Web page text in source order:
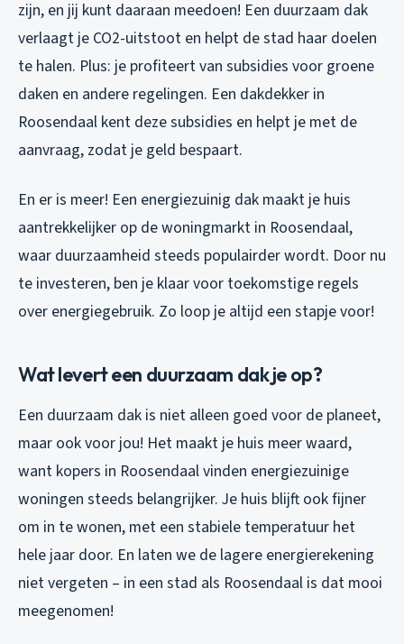
zijn, en jij kunt daaraan meedoen! Een duurzaam dak
verlaagt je CO2-uitstoot en helpt de stad haar doelen
te halen. Plus: je profiteert van subsidies voor groene
daken en andere regelingen. Een dakdekker in
Roosendaal kent deze subsidies en helpt je met de
aanvraag, zodat je geld bespaart.
En er is meer! Een energiezuinig dak maakt je huis
aantrekkelijker op de woningmarkt in Roosendaal,
waar duurzaamheid steeds populairder wordt. Door nu
te investeren, ben je klaar voor toekomstige regels
over energiegebruik. Zo loop je altijd een stapje voor!
Wat levert een duurzaam dak je op?
Een duurzaam dak is niet alleen goed voor de planeet,
maar ook voor jou! Het maakt je huis meer waard,
want kopers in Roosendaal vinden energiezuinige
woningen steeds belangrijker. Je huis blijft ook fijner
om in te wonen, met een stabiele temperatuur het
hele jaar door. En laten we de lagere energierekening
niet vergeten – in een stad als Roosendaal is dat mooi
meegenomen!